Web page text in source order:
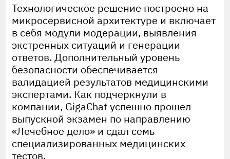
Технологическое решение построено на
микросервисной архитектуре и включает
в себя модули модерации, выявления
экстренных ситуаций и генерации
ответов. Дополнительный уровень
безопасности обеспечивается
валидацией результатов медицинскими
экспертами. Как подчеркнули в
компании, GigaChat успешно прошел
выпускной экзамен по направлению
«Лечебное дело» и сдал семь
специализированных медицинских
тестов.